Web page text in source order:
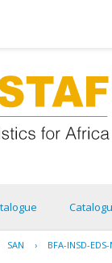
SAN › BFA-INSD-